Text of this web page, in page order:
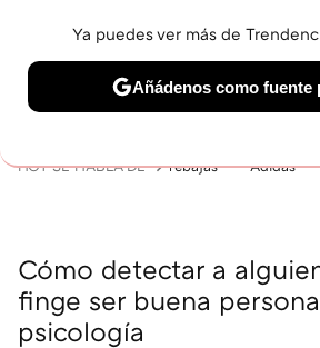
BELLEZA SHOPPING VIAJES
HOY SE HABLA DE rebajas Adidas
Cómo detectar a
finge ser buena
psicología
Ya puedes ver más de
Añádenos como fuente